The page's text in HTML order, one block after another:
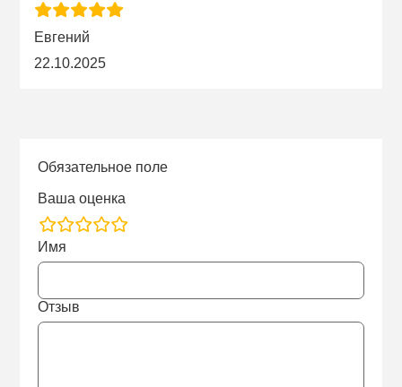
Евгений
22.10.2025
Обязательное поле
Ваша оценка
rating
fields
Имя
Отзыв